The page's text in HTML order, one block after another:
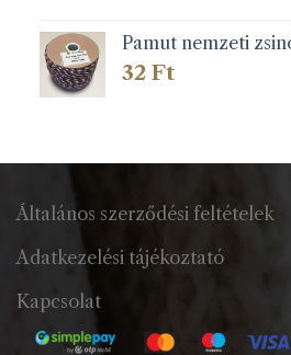
Pamut nemzeti
32 Ft
Általános szerződési feltételek
Adatkezelési tájékoztató
Kapcsolat